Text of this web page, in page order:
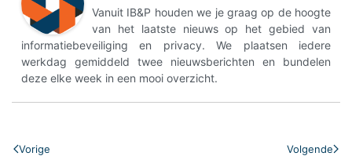
Vanuit IB&P houden we je graag op de hoogte
van het laatste nieuws op het gebied van
informatiebeveiliging en privacy. We plaatsen iedere
werkdag gemiddeld twee nieuwsberichten en bundelen
deze elke week in een mooi overzicht.
Vorige Volgende